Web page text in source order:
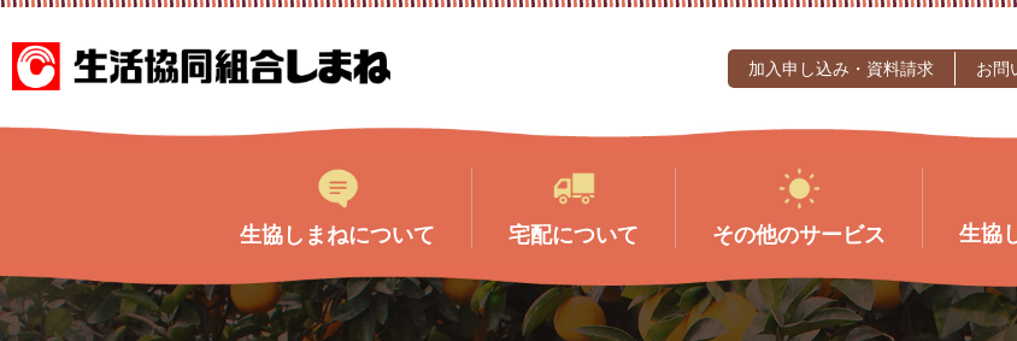
このページの本文へ
加入申し込み・資料請求 お問
生協しまねについて 宅配について その他のサービス 生協